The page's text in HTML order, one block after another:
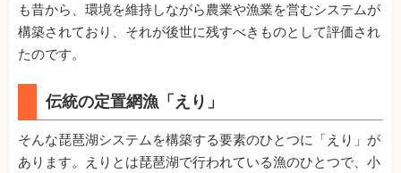
も昔から、環境を維持しながら農業や漁業を営むシステムが
構築されており、それが後世に残すべきものとして評価され
たのです。
伝統の定置網漁「えり」
そんな琵琶湖システムを構築する要素のひとつに「えり」が
あります。えりとは琵琶湖で行われている漁のひとつで、小